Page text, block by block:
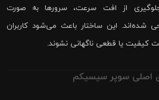
از افت سرعت، سرورها به صورت
شده‌اند. این ساختار باعث می‌شود کاربران
کیفیت یا قطعی ناگهانی نشوند.
اصلی سوپر سیسیکم